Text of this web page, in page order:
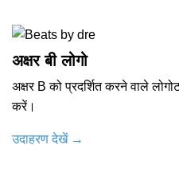
अक्षर बी लोगो
अक्षर B को प्रदर्शित करने वाले
करें।
उदाहरण देखें →